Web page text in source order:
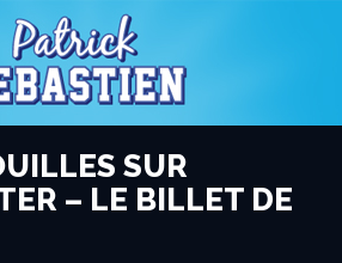
SUR
– LE BILLET DE